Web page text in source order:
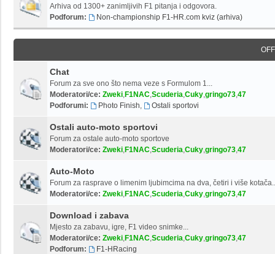
Arhiva od 1300+ zanimljivih F1 pitanja i odgovora.
Podforum:
Non-championship F1-HR.com kviz (arhiva)
Chat
Forum za sve ono što nema veze s Formulom 1...
Moderatori/ce: Zweki,F1NAC,Scuderia,Cuky,gringo73,47
Podforumi:
Photo Finish, Ostali sportovi
Ostali auto-moto sportovi
Forum za ostale auto-moto sportove
Moderatori/ce: Zweki,F1NAC,Scuderia,Cuky,gringo73,47
Auto-Moto
Forum za rasprave o limenim ljubimcima na dva, četiri i više
Moderatori/ce: Zweki,F1NAC,Scuderia,Cuky,gringo73,47
Download i zabava
Mjesto za zabavu, igre, F1 video snimke...
Moderatori/ce: Zweki,F1NAC,Scuderia,Cuky,gringo73,47
Podforum:
F1-HRacing